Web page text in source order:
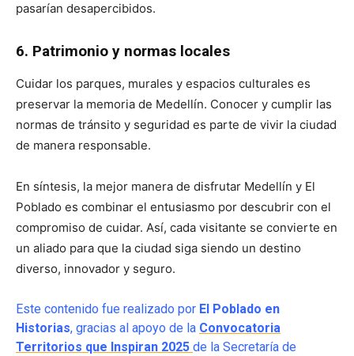
pasarían desapercibidos.
6. Patrimonio y normas locales
Cuidar los parques, murales y espacios culturales es
preservar la memoria de Medellín. Conocer y cumplir las
normas de tránsito y seguridad es parte de vivir la ciudad
de manera responsable.
En síntesis, la mejor manera de disfrutar Medellín y El
Poblado es combinar el entusiasmo por descubrir con el
compromiso de cuidar. Así, cada visitante se convierte en
un aliado para que la ciudad siga siendo un destino
diverso, innovador y seguro.
Este contenido fue realizado por El Poblado en
Historias, gracias al apoyo de la Convocatoria
Territorios que Inspiran 2025 de la Secretaría de